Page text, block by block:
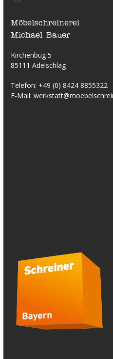
Möbelschreinerei
Michael Bauer
Kirchenbug 5
85111 Adelschlag
Telefon: +49 (0) 8424 8855322
E-Mail: